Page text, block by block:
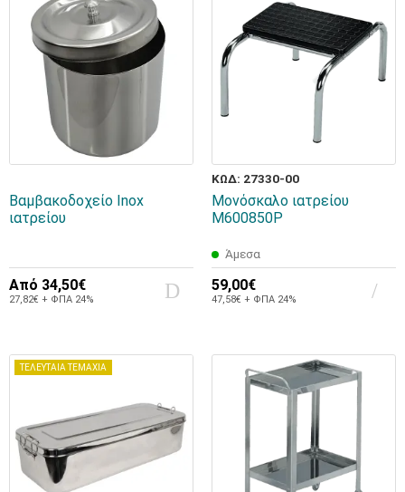
Βαμβακοδοχείο Inox
ιατρείου
Από 34,50€
27,82€ + ΦΠΑ 24%
ΚΩΔ: 27330-00
Μονόσκαλο ιατρείου
M600850P
Άμεσα
59,00€
47,58€ + ΦΠΑ 24%
ΤΕΛΕΥΤΑΙΑ ΤΕΜΑΧΙΑ